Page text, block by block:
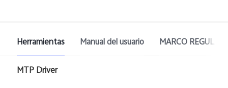
Herramientas Manual del usuario MARCO
MTP Driver